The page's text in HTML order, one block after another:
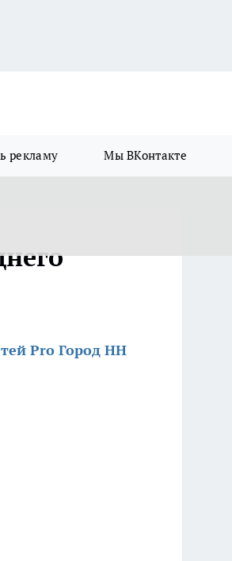
рекламу Мы ВКонтакте
Pro Город НН